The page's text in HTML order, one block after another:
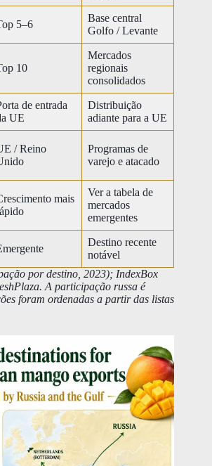
5–6
Base central
Golfo / Levante
10
Mercados
regionais
consolidados
de entrada
UE
Distribuição
adiante para a UE
/ Reino
Programas de
varejo e atacado
mais
Ver a tabela de
mercados
emergentes
Destino recente
notável
por destino, 2023); IndexBox
A participação russa é
foram ordenadas a partir das listas